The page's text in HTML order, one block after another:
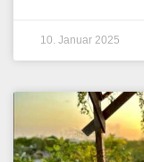
10. Januar 2025